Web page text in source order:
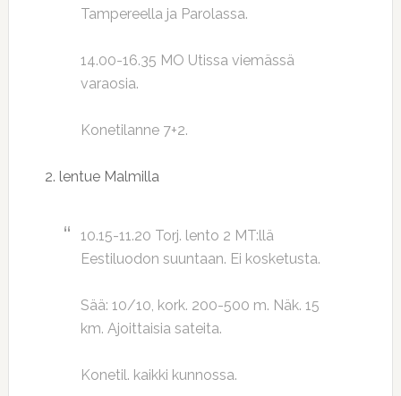
Tampereella ja Parolassa.
14.00-16.35 MO Utissa viemässä
varaosia.
Konetilanne 7+2.
2. lentue Malmilla
10.15-11.20 Torj. lento 2 MT:llä
Eestiluodon suuntaan. Ei kosketusta.
Sää: 10/10, kork. 200-500 m. Näk. 15
km. Ajoittaisia sateita.
Konetil. kaikki kunnossa.